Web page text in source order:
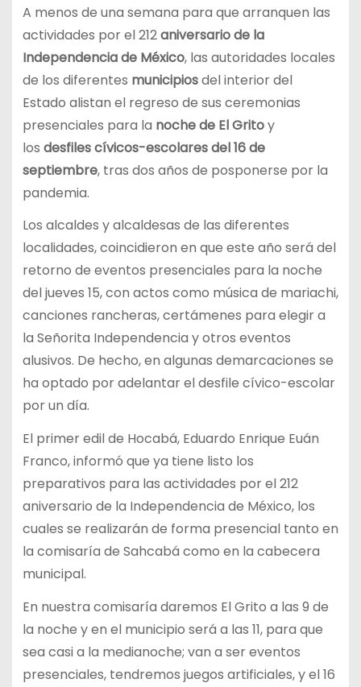
A menos de una semana para que arranquen las
actividades por el 212aniversario de la
Independencia de México, las autoridades locales
de los diferentes municipiosdel interior del
Estado alistan el regreso de sus ceremonias
presenciales para la noche de El Gritoy
los desfiles cívicos-escolaresdel 16 de
septiembre, tras dos años de posponerse por la
pandemia.
Los alcaldes y alcaldesas de las diferentes
localidades, coincidieron en que este año será del
retorno de eventos presenciales para la noche
del jueves 15, con actos como música de mariachi,
canciones rancheras, certámenes para elegir a
la Señorita Independencia y otros eventos
alusivos. De hecho, en algunas demarcaciones se
ha optado por adelantar el desfile cívico-escolar
por un día.
El primer edil de Hocabá, Eduardo Enrique Euán
Franco, informó que ya tiene listo los
preparativos para las actividades por el 212
aniversario de la Independencia de México, los
cuales se realizarán de forma presencial tanto en
la comisaría de Sahcabá como en la cabecera
municipal.
En nuestra comisaría daremos El Grito a las 9 de
la noche y en el municipio será a las 11, para que
sea casi a la medianoche; van a ser eventos
presenciales, tendremos juegos artificiales, y el 16